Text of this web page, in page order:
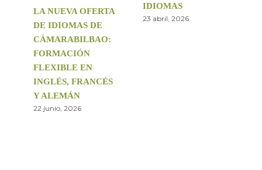
LA NUEVA OFERTA
DE IDIOMAS DE
CÁMARABILBAO:
FORMACIÓN
FLEXIBLE EN
INGLÉS, FRANCÉS
Y ALEMÁN
22 junio, 2026
IDIOMAS
23 abril, 2026